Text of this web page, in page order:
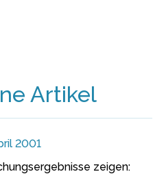
Artikel
2001
zeigen: